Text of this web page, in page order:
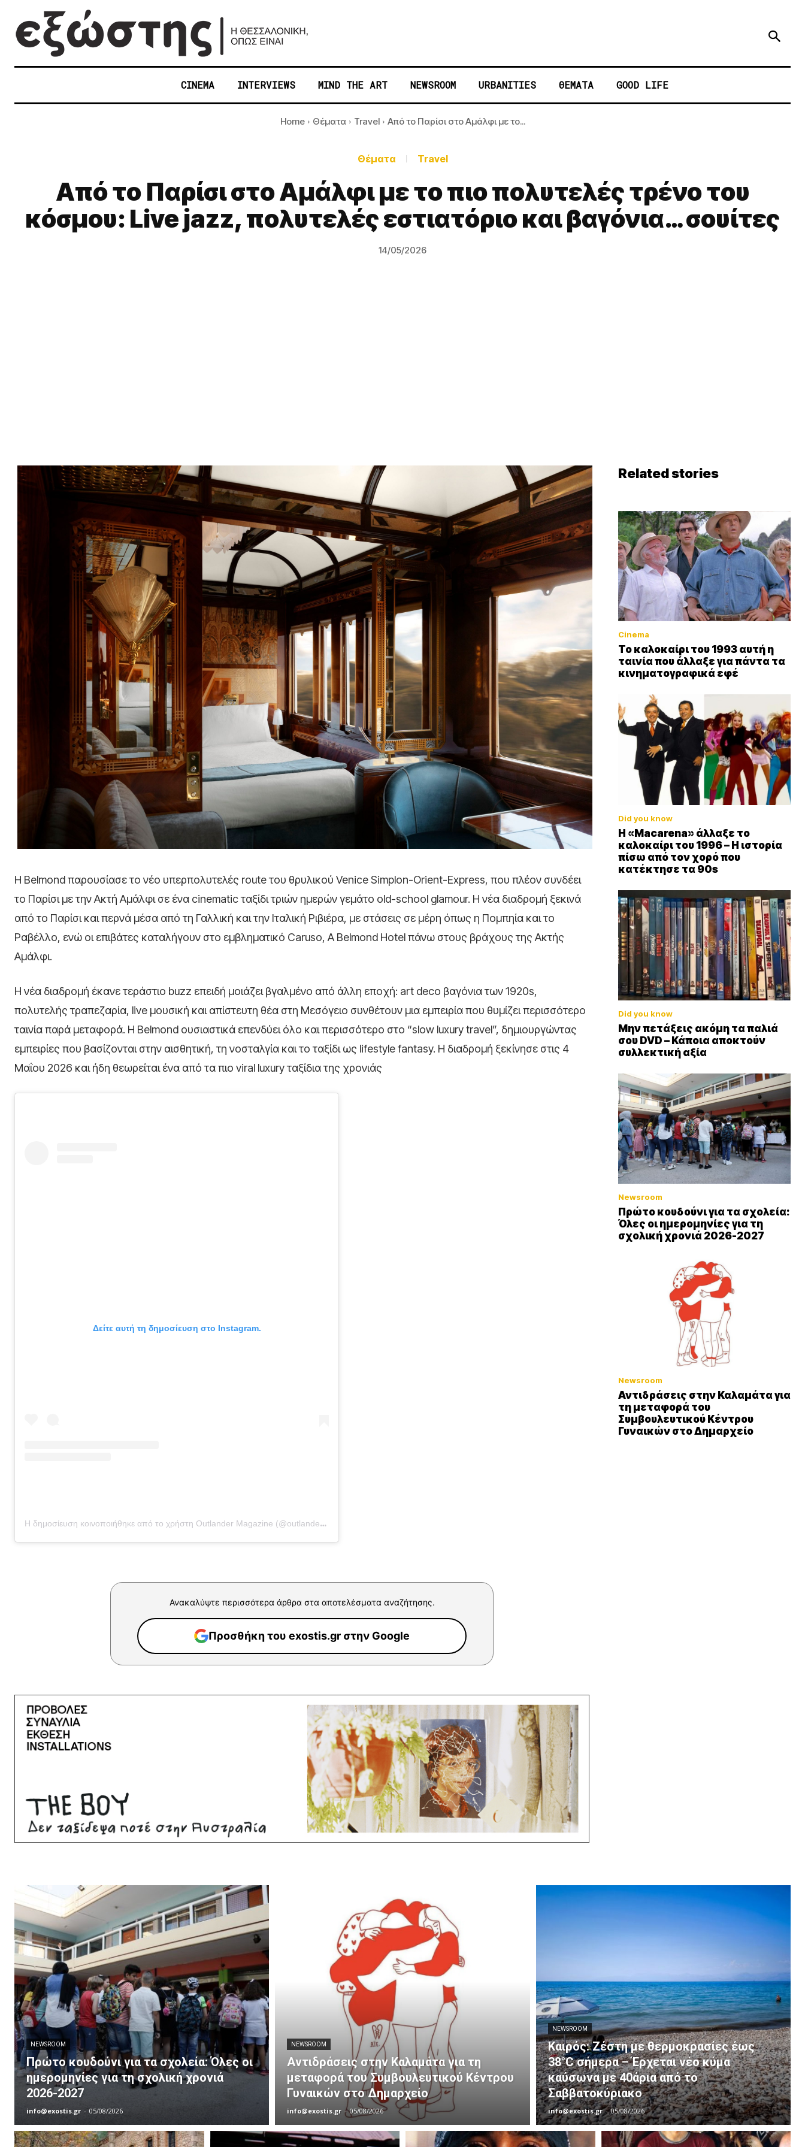
CINEMA INTERVIEWS MIND THE ART NEWSROOM URBANITIES ΘΕΜΑΤΑ GOOD LIFE
Home Θέματα Travel Από το Παρίσι στo Αμάλφι με το...
Θέματα Travel
Από το Παρίσι στo Αμάλφι με το πιο πολυτελές τρένο του
κόσμου: Live jazz, πολυτελές εστιατόριο και βαγόνια… σουίτες
14/05/2026
Η Belmond παρουσίασε το νέο υπερπολυτελές route του θρυλικού Venice Simplon-Orient-Express, που πλέον συνδέει
το Παρίσι με την Ακτή Αμάλφι σε ένα cinematic ταξίδι τριών ημερών γεμάτο old-school glamour. Η νέα διαδρομή ξεκινά
από το Παρίσι και περνά μέσα από τη Γαλλική και την Ιταλική Ριβιέρα, με στάσεις σε μέρη όπως η Πομπηία και το
Ραβέλλο, ενώ οι επιβάτες καταλήγουν στο εμβληματικό Caruso, A Belmond Hotelπάνω στους βράχους της Ακτής
Αμάλφι.
Η νέα διαδρομή έκανε τεράστιο buzz επειδή μοιάζει βγαλμένο από άλλη εποχή: art deco βαγόνια των 1920s,
πολυτελής τραπεζαρία, live μουσική και απίστευτη θέα στη Μεσόγειο συνθέτουν μια εμπειρία που θυμίζει περισσότερο
ταινία παρά μεταφορά. Η Belmond ουσιαστικά επενδύει όλο και περισσότερο στο “slow luxury travel”, δημιουργώντας
εμπειρίες που βασίζονται στην αισθητική, τη νοσταλγία και το ταξίδι ως lifestyle fantasy. Η διαδρομή ξεκίνησε στις 4
Μαΐου 2026 και ήδη θεωρείται ένα από τα πιο viral luxury ταξίδια της χρονιάς
Δείτε αυτή τη δημοσίευση στο Instagram.
Η δημοσίευση κοινοποιήθηκε από το χρήστη Outlander Magazine (@outlandermagazine)
Ανακαλύψτε περισσότερα άρθρα στα αποτελέσματα αναζήτησης.
Προσθήκη του exostis.gr στην Google
Related stories
Cinema
Το καλοκαίρι του 1993 αυτή η
ταινία που άλλαξε για πάντα τα
κινηματογραφικά εφέ
Did you know
Η «Macarena» άλλαξε το
καλοκαίρι του 1996 – Η ιστορία
πίσω από τον χορό που
κατέκτησε τα 90s
Did you know
Μην πετάξεις ακόμη τα παλιά
σου DVD – Κάποια αποκτούν
συλλεκτική αξία
Newsroom
Πρώτο κουδούνι για τα σχολεία:
Όλες οι ημερομηνίες για τη
σχολική χρονιά 2026-2027
Newsroom
Αντιδράσεις στην Καλαμάτα για
τη μεταφορά του
Συμβουλευτικού Κέντρου
Γυναικών στο Δημαρχείο
NEWSROOM
Πρώτο κουδούνι για τα σχολεία: Όλες οι
ημερομηνίες για τη σχολική χρονιά
2026-2027
info@exostis.gr - 05/08/2026
NEWSROOM
Αντιδράσεις στην Καλαμάτα για τη
μεταφορά του Συμβουλευτικού Κέντρου
Γυναικών στο Δημαρχείο
info@exostis.gr - 05/08/2026
NEWSROOM
Καιρός: Ζέστη με θερμοκρασίες έως
38°C σήμερα – Έρχεται νέο κύμα
καύσωνα με 40άρια από το
Σαββατοκύριακο
info@exostis.gr - 05/08/2026